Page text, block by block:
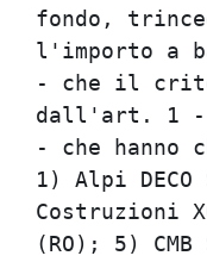
fondo,
- che il
dall'art.
- che
1) Alpi
(RO); 5)